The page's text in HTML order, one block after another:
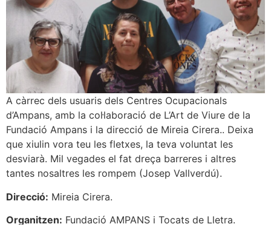
A càrrec dels usuaris dels Centres Ocupacionals
d’Ampans, amb la col·laboració de L’Art de Viure de la
Fundació Ampans i la direcció de Mireia Cirera.. Deixa
que xiulin vora teu les fletxes, la teva voluntat les
desviarà. Mil vegades el fat dreça barreres i altres
tantes nosaltres les rompem (Josep Vallverdú).
Direcció: Mireia Cirera.
Organitzen: Fundació AMPANS i Tocats de Lletra.